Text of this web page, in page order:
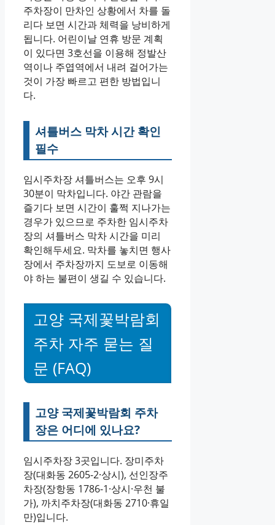
주차장이 만차인 상황에서 차를 돌
리다 보면 시간과 체력을 낭비하게
됩니다. 어린이날 연휴 방문 계획
이 있다면 3호선을 이용해 정발산
역이나 주엽역에서 내려 걸어가는
것이 가장 빠르고 편한 방법입니
다.
셔틀버스 막차 시간 확인
필수
임시주차장 셔틀버스는 오후 9시
30분이 막차입니다. 야간 관람을
즐기다 보면 시간이 훌쩍 지나가는
경우가 있으므로 주차한 임시주차
장의 셔틀버스 막차 시간을 미리
확인해두세요. 막차를 놓치면 행사
장에서 주차장까지 도보로 이동해
야 하는 불편이 생길 수 있습니다.
고양 국제꽃박람회
주차 자주 묻는 질
문 (FAQ)
고양 국제꽃박람회 주차
장은 어디에 있나요?
임시주차장 3곳입니다. 장미주차
장(대화동 2605-2·상시), 선인장주
차장(장항동 1786-1·상시·우천 불
가), 까치주차장(대화동 2710·휴일
만)입니다.